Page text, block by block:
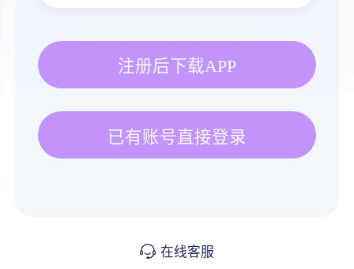
注册后下载APP
已有账号直接登录
在线客服